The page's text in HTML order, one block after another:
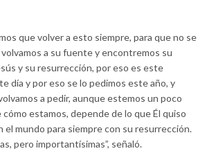
que volver a esto siempre, para que no se
a su fuente y encontremos su
y su resurrección, por eso es este
día y por eso se lo pedimos este año, y
a pedir, aunque estemos un poco
estamos, depende de lo que Él quiso
el mundo para siempre con su resurrección.
pero importantísimas”, señaló.